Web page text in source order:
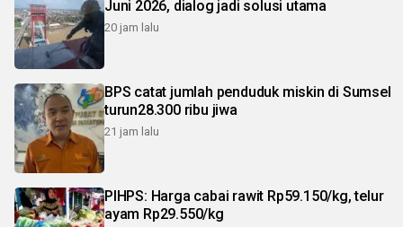
Juni 2026, dialog jadi solusi utama
20 jam lalu
BPS catat jumlah penduduk miskin di Sumsel
turun28.300 ribu jiwa
21 jam lalu
PIHPS: Harga cabai rawit Rp59.150/kg, telur
ayam Rp29.550/kg